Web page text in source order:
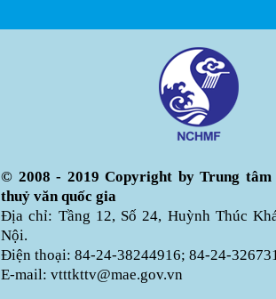
© 2008 - 2019 Copyright by Trung
thuỷ văn quốc gia
Địa chỉ: Tầng 12, Số 24, Huỳnh Thúc
Nội.
Điện thoại: 84-24-38244916; 84-24-
E-mail: vtttkttv@mae.gov.vn